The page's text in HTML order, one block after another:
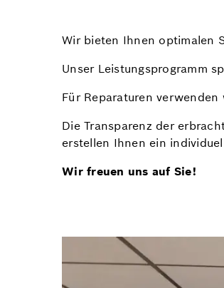
Wir bieten Ihnen optimalen
Unser Leistungsprogramm
Für Reparaturen
Die Transparenz der
erstellen Ihnen ein
Wir freuen uns auf Sie!